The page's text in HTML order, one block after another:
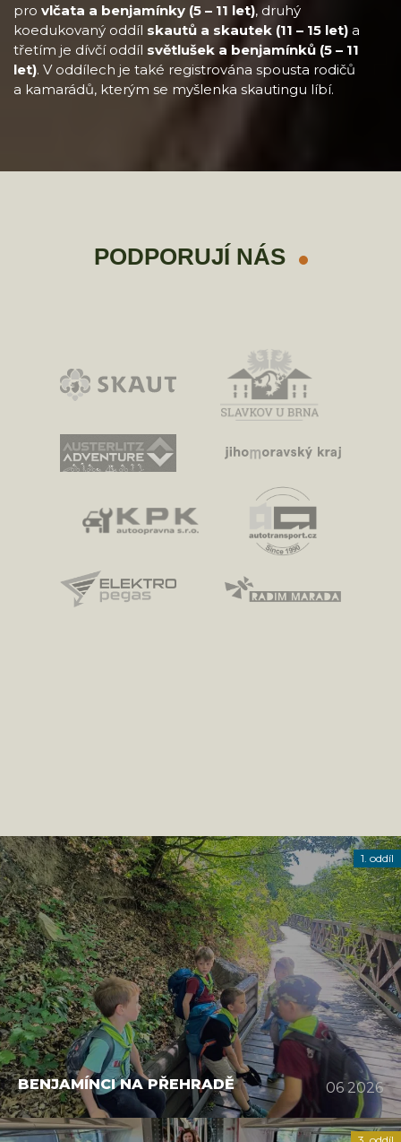
pro vlčata a benjamínky (5 – 11 let), druhý
koedukovaný oddíl skautů a skautek (11 – 15 let) a
třetím je dívčí oddíl světlušek a benjamínků (5 – 11
let). V oddílech je také registrována spousta rodičů
a kamarádů, kterým se myšlenka skautingu líbí.
PODPORUJÍ NÁS
1. oddíl
BENJAMÍNCI NA PŘEHRADĚ 06 2026